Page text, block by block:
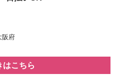
阪府
はこちら